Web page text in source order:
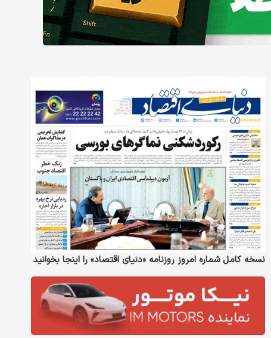
نسخه کامل شماره امروز روزنامه «دنیای‌ اقتصاد» را اینجا بخوانید